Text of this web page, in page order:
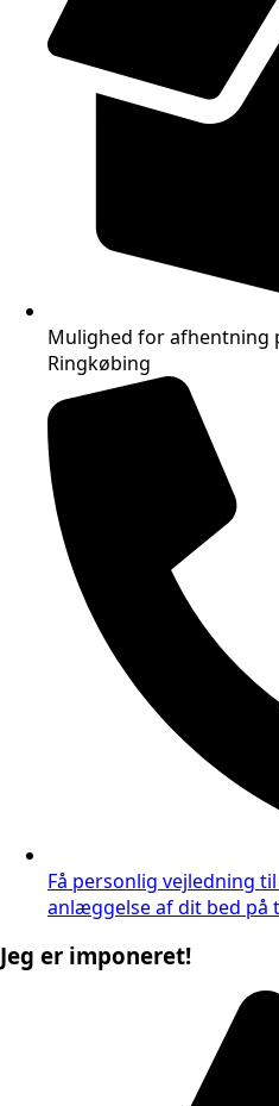
Mulighed for afhentning
Ringkøbing
Få personlig vejledning
anlæggelse af dit bed på
Jeg er imponeret!